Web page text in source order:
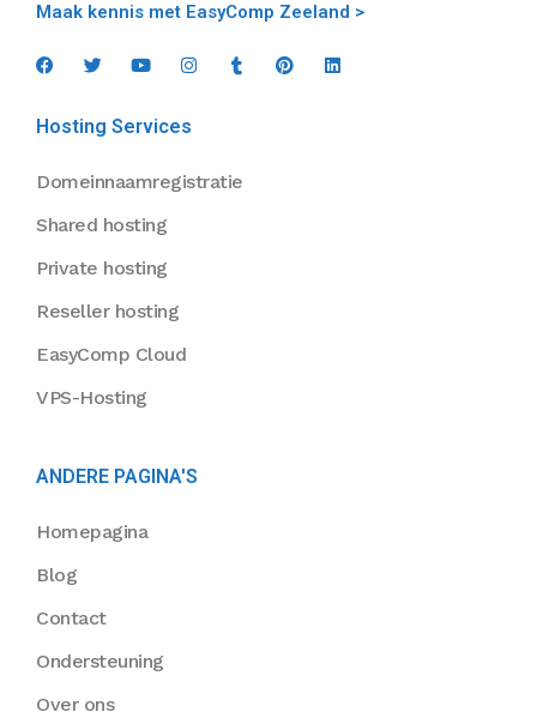
Maak kennis met EasyComp Zeeland >
Hosting Services
Domeinnaamregistratie
Shared hosting
Private hosting
Reseller hosting
EasyComp Cloud
VPS-Hosting
ANDERE PAGINA'S
Homepagina
Blog
Contact
Ondersteuning
Over ons